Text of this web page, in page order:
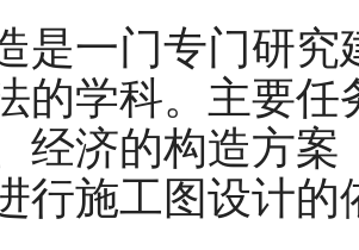
是一门专门研
的学科。主要
经济的构造方
行施工图设计的